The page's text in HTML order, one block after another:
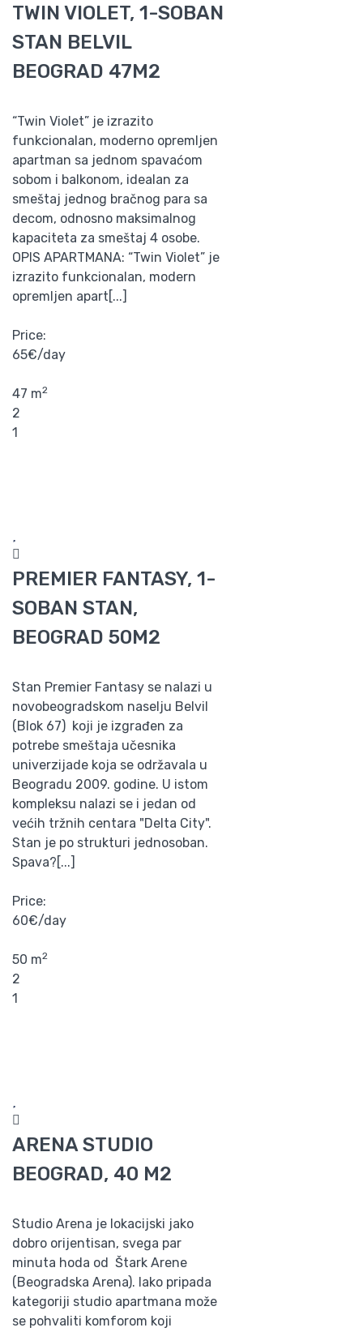
TWIN VIOLET, 1-SOBAN
STAN BELVIL
BEOGRAD 47M2
“Twin Violet” je izrazito
funkcionalan, moderno opremljen
apartman sa jednom spavaćom
sobom i balkonom, idealan za
smeštaj jednog bračnog para sa
decom, odnosno maksimalnog
kapaciteta za smeštaj 4 osobe.
OPIS APARTMANA: “Twin Violet” je
izrazito funkcionalan, modern
opremljen apart[...]
Price:
65€/day
47 m2
2
1
PREMIER FANTASY, 1-
SOBAN STAN,
BEOGRAD 50M2
Stan Premier Fantasy se nalazi u
novobeogradskom naselju Belvil
(Blok 67) koji je izgrađen za
potrebe smeštaja učesnika
univerzijade koja se održavala u
Beogradu 2009. godine. U istom
kompleksu nalazi se i jedan od
većih tržnih centara "Delta City".
Stan je po strukturi jednosoban.
Spava?[...]
Price:
60€/day
50 m2
2
1
ARENA STUDIO
BEOGRAD, 40 M2
Studio Arena je lokacijski jako
dobro orijentisan, svega par
minuta hoda od Štark Arene
(Beogradska Arena). Iako pripada
kategoriji studio apartmana može
se pohvaliti komforom koji